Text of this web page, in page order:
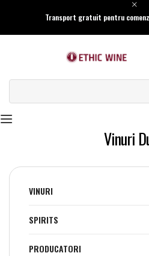
Transport gratuit pentru
Vinuri
VINURI
SPIRITS
PRODUCATORI